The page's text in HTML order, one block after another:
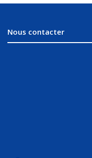
Nous contacter